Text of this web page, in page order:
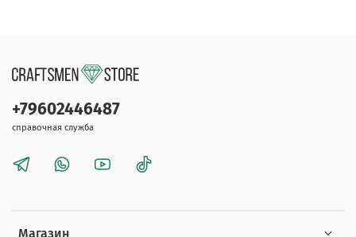
Магазин
+79602446487
справочная служба